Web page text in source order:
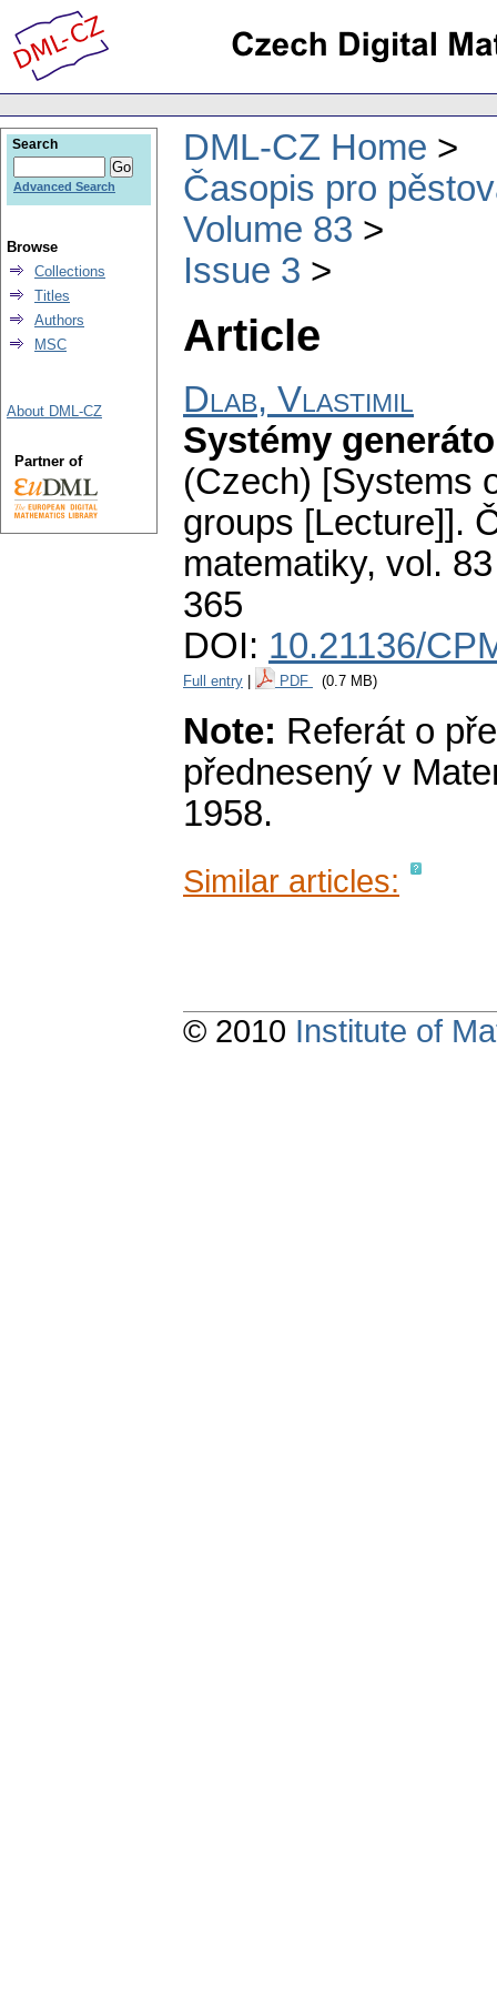
DML-CZ Home
Časopis pro
Volume 83
Issue 3
Article
Dlab, Vlastimil
Systémy
(Czech) [Systems
groups [Lecture]].
matematiky, vol.
365
DOI: 10.21136/
Full entry PDF (0.7 MB)
Note: Referát o
přednesený v
1958.
Similar articles:
Search
Advanced Search
Browse
Collections
Titles
Authors
MSC
About DML-CZ
Partner of
© 2010 Institute of